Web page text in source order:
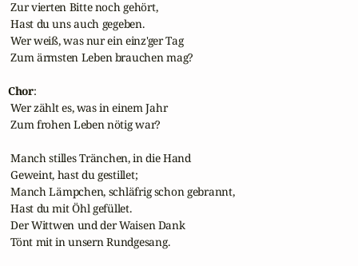
Zur vierten Bitte noch gehört,
Hast du uns auch gegeben.
Wer weiß, was nur ein einz'ger Tag
Zum ärmsten Leben brauchen mag?
Chor:
Wer zählt es, was in einem Jahr
Zum frohen Leben nötig war?
Manch stilles Tränchen, in die Hand
Geweint, hast du gestillet;
Manch Lämpchen, schläfrig schon gebrannt,
Hast du mit Öhl gefüllet.
Der Wittwen und der Waisen Dank
Tönt mit in unsern Rundgesang.